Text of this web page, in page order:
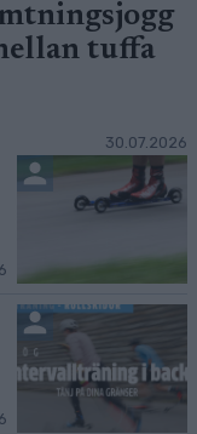
tuffa
30.07.2026